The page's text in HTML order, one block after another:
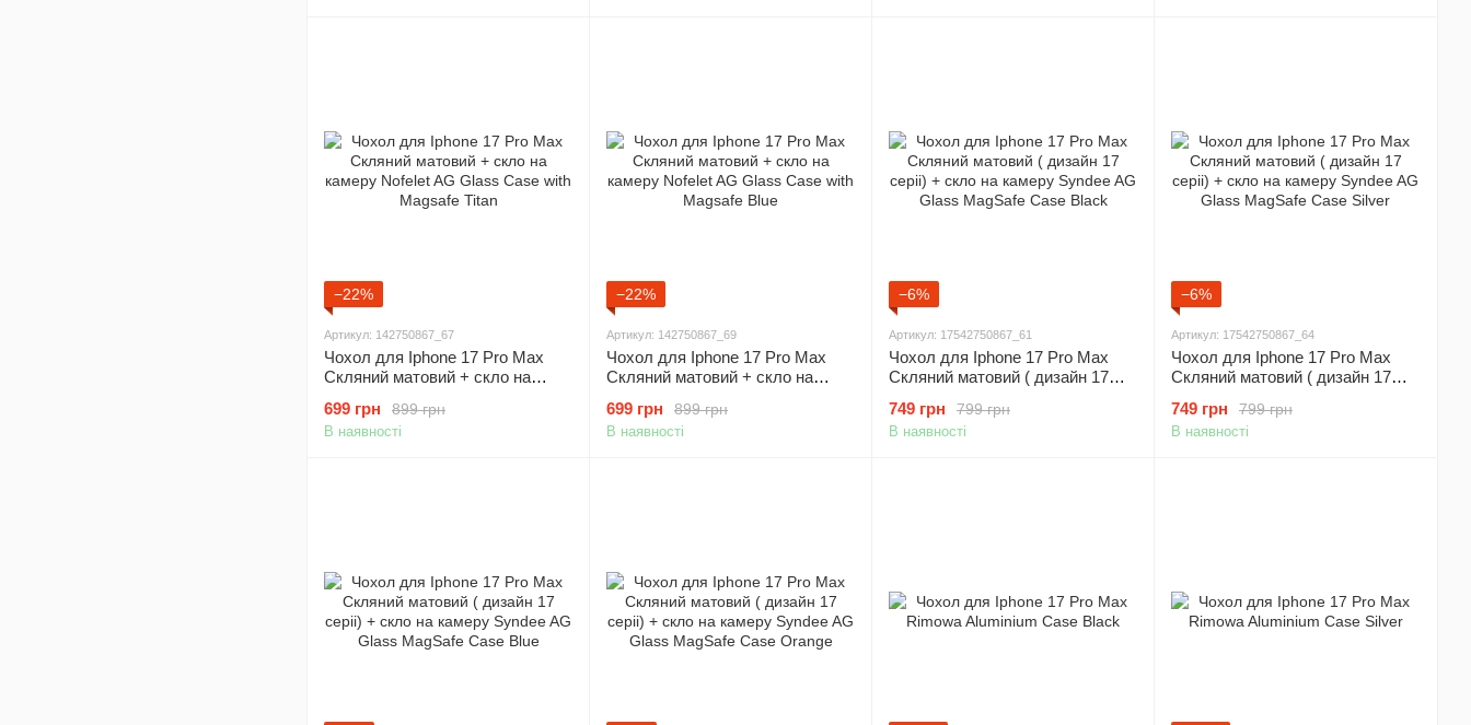
−22%
Артикул: 142750867_67
Чохол для Iphone 17 Pro Max
Скляний матовий + скло на
with Magsafe Titan
899 грн
699 грн
В наявності
−22%
Артикул: 142750867_69
Чохол для Iphone 17 Pro Max
Скляний матовий + скло на
with Magsafe Blue
899 грн
699 грн
В наявності
−6%
Артикул: 17542750867_61
Чохол для Iphone 17 Pro Max
Скляний матовий ( дизайн 17
AG Glass MagSafe Case Black
799 грн
749 грн
В наявності
−6%
Артикул: 17542750867_64
Чохол для Iphone 17 Pro Max
Скляний матовий ( дизайн 17
AG Glass MagSafe Case Silver
799 грн
749 грн
В наявності